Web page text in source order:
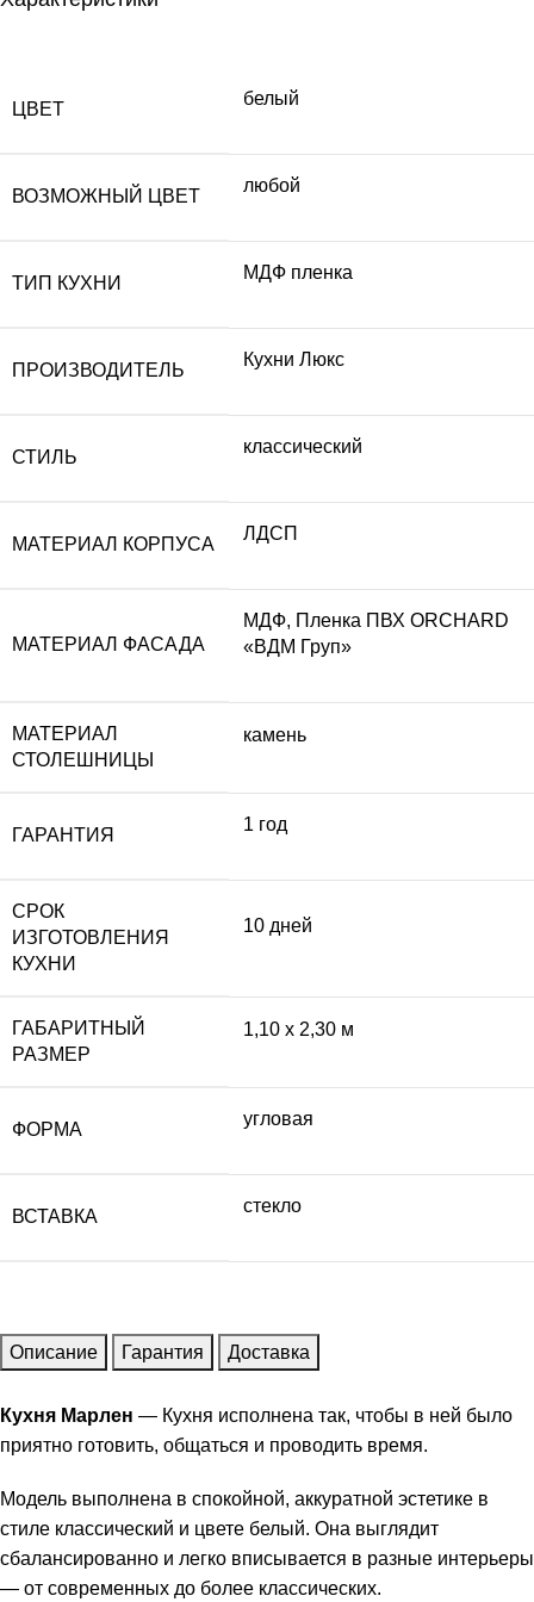
ЦВЕТ
белый
ВОЗМОЖНЫЙ ЦВЕТ
любой
ТИП КУХНИ
МДФ пленка
ПРОИЗВОДИТЕЛЬ
Кухни Люкс
СТИЛЬ
классический
МАТЕРИАЛ КОРПУСА
ЛДСП
МАТЕРИАЛ ФАСАДА
МДФ, Пленка ПВХ ORCHARD
«ВДМ Груп»
МАТЕРИАЛ
СТОЛЕШНИЦЫ
камень
ГАРАНТИЯ
1 год
СРОК
ИЗГОТОВЛЕНИЯ
КУХНИ
10 дней
ГАБАРИТНЫЙ
РАЗМЕР
1,10 x 2,30 м
ФОРМА
угловая
ВСТАВКА
стекло
Описание Гарантия Доставка
Кухня Марлен — Кухня исполнена так, чтобы в ней было
приятно готовить, общаться и проводить время.
Модель выполнена в спокойной, аккуратной эстетике в
стиле классический и цвете белый. Она выглядит
сбалансированно и легко вписывается в разные интерьеры
— от современных до более классических.